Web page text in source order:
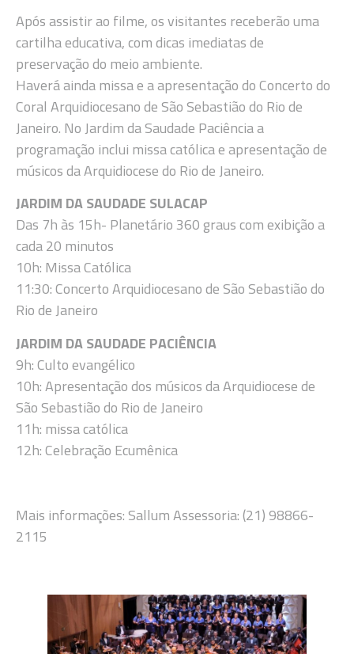
Após assistir ao filme, os visitantes receberão uma
cartilha educativa, com dicas imediatas de
preservação do meio ambiente.
Haverá ainda missa e a apresentação do Concerto do
Coral Arquidiocesano de São Sebastião do Rio de
Janeiro. No Jardim da Saudade Paciência a
programação inclui missa católica e apresentação de
músicos da Arquidiocese do Rio de Janeiro.
JARDIM DA SAUDADE SULACAP
Das 7h às 15h- Planetário 360 graus com exibição a
cada 20 minutos
10h: Missa Católica
11:30: Concerto Arquidiocesano de São Sebastião do
Rio de Janeiro
JARDIM DA SAUDADE PACIÊNCIA
9h: Culto evangélico
10h: Apresentação dos músicos da Arquidiocese de
São Sebastião do Rio de Janeiro
11h: missa católica
12h: Celebração Ecumênica
Mais informações: Sallum Assessoria: (21) 98866-
2115